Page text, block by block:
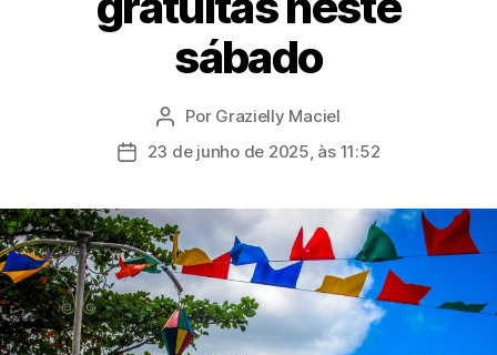
sábado
Autor
do
post
Por Grazielly Maciel
Data23 de junho de 2025, às 11:52